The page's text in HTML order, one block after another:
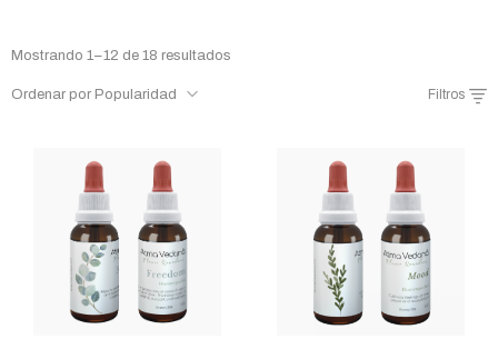
Mostrando 1–12 de 18 resultados
Ordenar por Popularidad Filtros